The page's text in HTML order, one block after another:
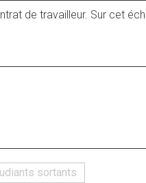
de travailleur. Sur cet
sortants